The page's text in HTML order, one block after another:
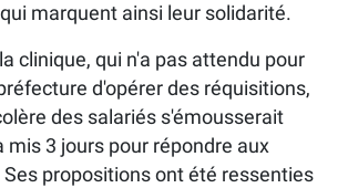
marquent ainsi leur solidarité.
clinique, qui n'a pas attendu pour
d'opérer des réquisitions,
des salariés s'émousserait
mis 3 jours pour répondre aux
propositions ont été ressenties